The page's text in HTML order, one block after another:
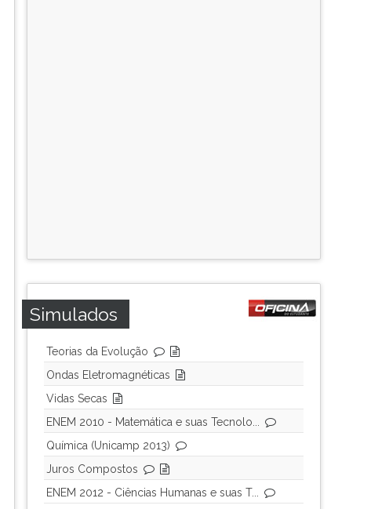
Simulados
Teorias da Evolução
Ondas Eletromagnéticas
Vidas Secas
ENEM 2010 - Matemática e suas Tecnolo...
Química (Unicamp 2013)
Juros Compostos
ENEM 2012 - Ciências Humanas e suas T...